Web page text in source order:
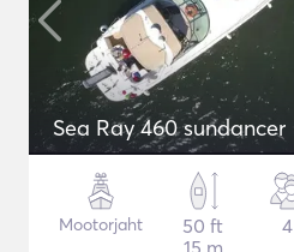
Sea Ray 460 sundancer
Mootorjaht
50 ft
15 m
4